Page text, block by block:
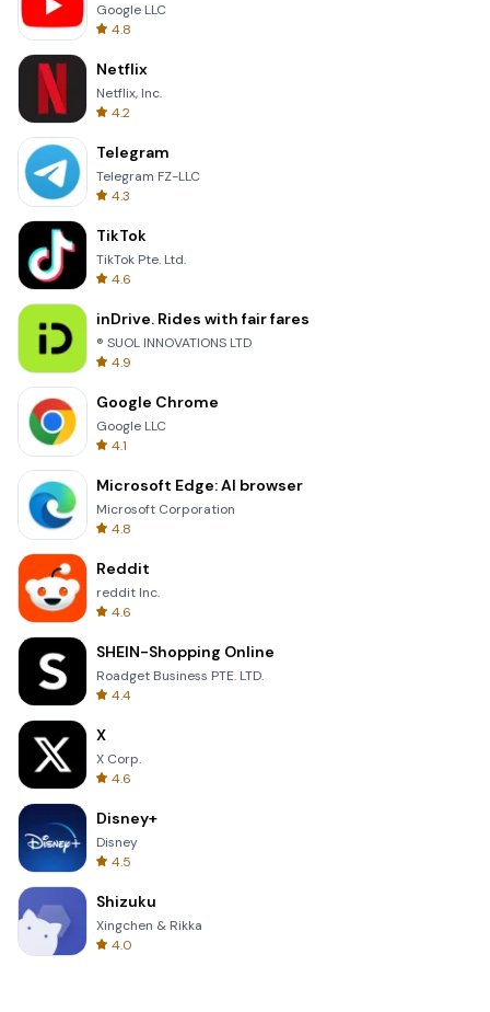
Google LLC
4.8
Netflix
Netflix, Inc.
4.2
Telegram
Telegram FZ-LLC
4.3
TikTok
TikTok Pte. Ltd.
4.6
inDrive. Rides with fair fares
® SUOL INNOVATIONS LTD
4.9
Google Chrome
Google LLC
4.1
Microsoft Edge: AI browser
Microsoft Corporation
4.8
Reddit
reddit Inc.
4.6
SHEIN-Shopping Online
Roadget Business PTE. LTD.
4.4
X
X Corp.
4.6
Disney+
Disney
4.5
Shizuku
Xingchen & Rikka
4.0